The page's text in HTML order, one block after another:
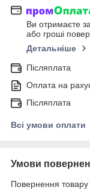
Ви отримаєте
або гроші
Детальніше
Післяплата
Оплата на
Післяплата
Всі умови оплати
Умови
Повернення